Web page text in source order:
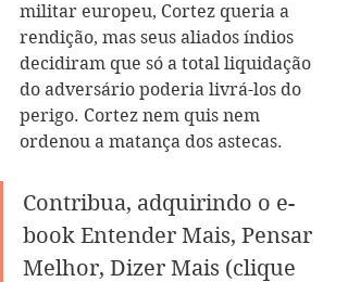
militar europeu, Cortez queria a
rendição, mas seus aliados índios
decidiram que só a total liquidação
do adversário poderia livrá-los do
perigo. Cortez nem quis nem
ordenou a matança dos astecas.
Contribua, adquirindo o e-
book Entender Mais, Pensar
Melhor, Dizer Mais (clique